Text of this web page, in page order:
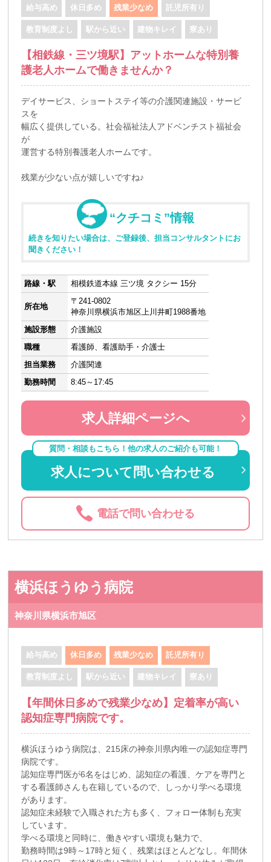
給与高め 休日多め 残業少なめ 託児所有り
教育制度よし 駅から近い 建物キレイ 寮あり
【相鉄線・三ツ境駅】アットホームな特別養
護老人ホームで働きませんか？
デイサービス、ショートステイ等の介護関連施設・サービ
スを
幅広く提供している。社会福祉法人アドベンチスト福祉会
が
運営する特別養護老人ホームです。
残業が少ない点が嬉しいですね♪
“クチコミ”情報
続きを知りたい場合は、ご登録後、担当コンサルタントにお
聞きください！
路線・駅 相模鉄道本線 三ツ境 タクシー 15分
所在地
〒241-0802
神奈川県横浜市旭区上川井町1988番地
施設形態
介護施設
職種
看護師、看護助手・介護士
担当業務
介護関連
勤務時間
8:45～17:45
求人詳細ページへ
質問・相談もこちら！他の求人のご紹介も可能！
求人について問い合わせる
電話で問い合わせる
横浜ほうゆう病院
神奈川県横浜市旭区
給与高め 休日多め 残業少なめ 託児所有り
教育制度よし 駅から近い 建物キレイ 寮あり
【年間休日多めで残業少なめ】定着率が高い
認知症専門病院です。
横浜ほうゆう病院は、215床の神奈川県内唯一の認知症専門
病院です。
認知症専門医が6名をはじめ、認知症の看護、ケアを専門と
する看護師さんも在籍しているので、しっかり学べる環境
があります。
認知症未経験で入職された方も多く、フォロー体制も充実
しています。
学べる環境と同時に、働きやすい環境も魅力で、
勤務時間は9時～17時と短く、残業はほとんどなし。年間休